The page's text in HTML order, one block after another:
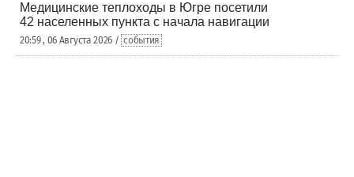
Медицинские теплоходы в Югре посетили
42 населенных пункта с начала навигации
20:59 , 06 Августа 2026 / события